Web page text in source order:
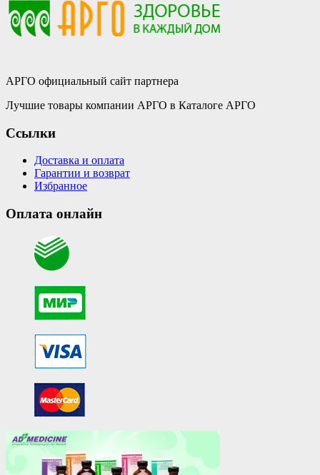
АРГО официальный сайт партнера
Лучшие товары компании АРГО в Каталоге АРГО
Ссылки
Доставка и оплата
Гарантии и возврат
Избранное
Оплата онлайн